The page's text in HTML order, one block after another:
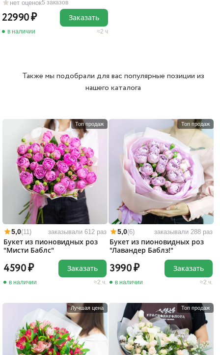
нет оценок5 заказов
22990
в наличии 2 ч
Заказать
Также мы подобрали для вас популярные позиции из
нашего каталога
Топ продаж
5,0(11) заказывали 612 раз
Букет из пионовидных роз
"Мисти Баблс"
4590
в наличии 2 ч.
Заказать
Топ продаж
5,0(6) заказывали 288 раз
Букет из пионовидных роз
"Лавандер Баблз!"
3990
в наличии 2 ч.
Заказать
Лучшая цена Топ продаж